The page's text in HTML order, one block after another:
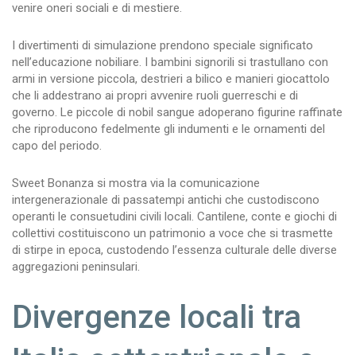
venire oneri sociali e di mestiere.
I divertimenti di simulazione prendono speciale significato
nell’educazione nobiliare. I bambini signorili si trastullano con
armi in versione piccola, destrieri a bilico e manieri giocattolo
che li addestrano ai propri avvenire ruoli guerreschi e di
governo. Le piccole di nobil sangue adoperano figurine raffinate
che riproducono fedelmente gli indumenti e le ornamenti del
capo del periodo.
Sweet Bonanza si mostra via la comunicazione
intergenerazionale di passatempi antichi che custodiscono
operanti le consuetudini civili locali. Cantilene, conte e giochi di
collettivi costituiscono un patrimonio a voce che si trasmette
di stirpe in epoca, custodendo l’essenza culturale delle diverse
aggregazioni peninsulari.
Divergenze locali tra